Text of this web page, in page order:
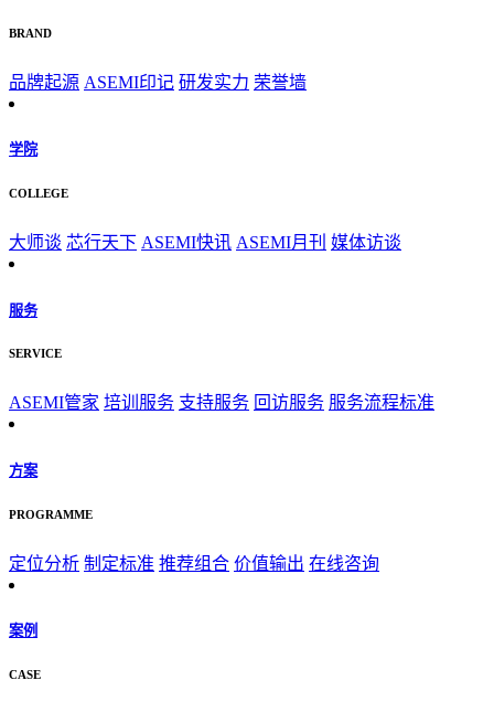
BRAND
品牌起源 ASEMI印记 研发实力 荣誉墙
学院
COLLEGE
大师谈 芯行天下 ASEMI快讯 ASEMI月刊 媒体访谈
服务
SERVICE
ASEMI管家 培训服务 支持服务 回访服务 服务流程标准
方案
PROGRAMME
定位分析 制定标准 推荐组合 价值输出 在线咨询
案例
CASE